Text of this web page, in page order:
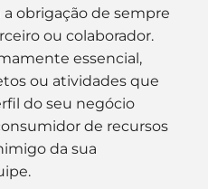
a obrigação de sempre
ou colaborador.
essencial,
ou atividades que
do seu negócio
de recursos
da sua